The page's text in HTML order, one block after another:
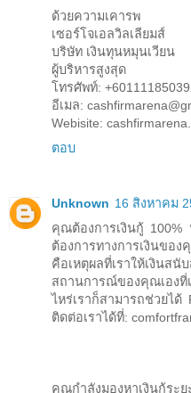
ด้วยความเคารพ
เซอร์โจเอลวิลเลียมส์
บริษัท เงินทุนหมุนเวียน
ผู้บริหารสูงสุด
โทรศัพท์:
อีเมล:
Webisite:
ตอบ
Unknown 16 สิงหาคม
คุณต้องการเงินกู้ 100%
ต้องการทางการเงินขอ
คือเหตุผลที่เราให้เงิน
สถานการณ์ของคุณเองที่
ไหร่เราก็สามารถช่วยไ
ติดต่อเราได้ที่:
คุณกำลังมองหาเงินกู้ระ